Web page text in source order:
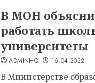
В МОН
работать
университеты
ADMINHQ 16.04.2022
В Министерстве